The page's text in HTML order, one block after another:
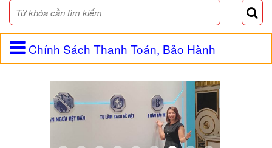
Chính Sách Thanh Toán, Bảo Hành